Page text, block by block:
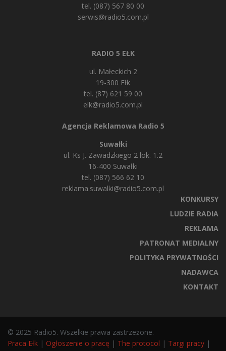
tel. (087) 567 80 00
serwis@radio5.com.pl
RADIO 5 EŁK
ul. Małeckich 2
19-300 Ełk
tel. (87) 621 59 00
elk@radio5.com.pl
Agencja Reklamowa Radio 5
Suwałki
ul. Ks J. Zawadzkiego 2 lok. 1.2
16-400 Suwałki
tel. (087) 566 62 10
reklama.suwalki@radio5.com.pl
KONKURSY
LUDZIE RADIA
REKLAMA
PATRONAT MEDIALNY
POLITYKA PRYWATNOŚCI
NADAWCA
KONTAKT
© 2025 Radio5. Wszelkie prawa zastrzeżone.
Praca Ełk | Ogłoszenie o pracę | The protocol | Targi pracy |